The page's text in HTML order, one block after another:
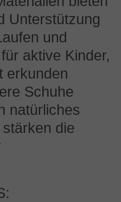
Unterstützung
und
aktive Kinder,
erkunden
Schuhe
natürliches
die